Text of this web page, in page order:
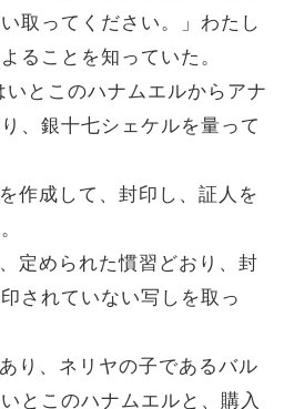
取ってください。」わたし
ることを知っていた。
とこのハナムエルからアナ
、銀十七シェケルを量って
作成して、封印し、証人を
定められた慣習どおり、封
されていない写しを取っ
り、ネリヤの子であるバル
とこのハナムエルと、購入